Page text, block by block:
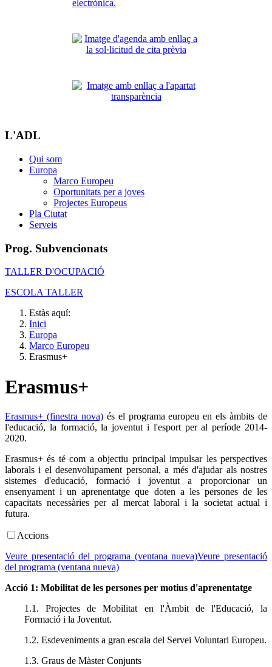
L'ADL
Qui som
Europa
Marco Europeu
Oportunitats per a joves
Projectes Europeus
Pla Ciutat
Serveis
Prog. Subvencionats
TALLER D'OCUPACIÓ
ESCOLA TALLER
Estàs aquí:
Inici
Europa
Marco Europeu
Erasmus+
Erasmus+
Erasmus+ (finestra nova)és el programa europeu en els àmbits de
l'educació, la formació, la joventut i l'esport per al període 2014-
2020.
Erasmus+ és té com a objectiu principal impulsar les perspectives
laborals i el desenvolupament personal, a més d'ajudar als nostres
sistemes d'educació, formació i joventut a proporcionar un
ensenyament i un aprenentatge que doten a les persones de les
capacitats necessàries per al mercat laboral i la societat actual i
futura.
Accions
Veure presentació del programa (ventana nueva)Veure presentació
del programa (ventana nueva)
Acció 1: Mobilitat de les persones per motius d'aprenentatge
1.1. Projectes de Mobilitat en l'Àmbit de l'Educació, la
Formació i la Joventut.
1.2. Esdeveniments a gran escala del Servei Voluntari Europeu.
1.3. Graus de Màster Conjunts